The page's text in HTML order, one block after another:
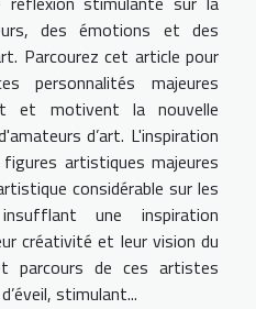
des émotions et des
Parcourez cet article pour
personnalités majeures
et motivent la nouvelle
d’art. L'inspiration
artistiques majeures
considérable sur les
une inspiration
créativité et leur vision du
parcours de ces artistes
stimulant...